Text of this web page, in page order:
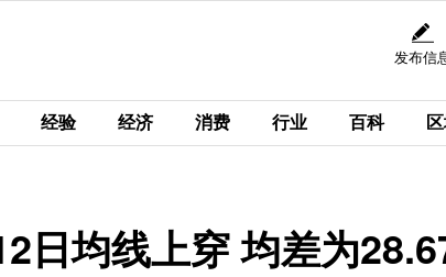
发布信
经验 经济 消费 行业 百科
日均线上穿 均差为